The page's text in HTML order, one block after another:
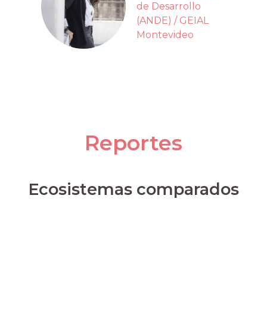
de Desarrollo
(ANDE) / GEIAL
Montevideo
Reportes
Ecosistemas comparados